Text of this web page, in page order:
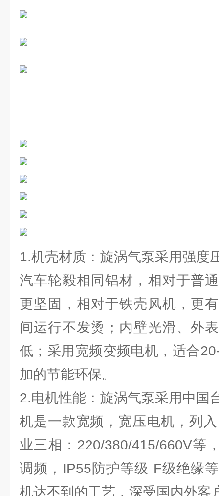
1.机壳材质：旋涡气泵采用强度
汽车轮毅相同铝材，相对于普
更坚固，相对于铁壳风机，更
间运行不发烫；内壁光滑、外
低；采用宽频变频电机，适合
加的节能环保。
2.电机性能：旋涡气泵采用中国
机是一款宽频，宽压电机，列
业三相：220/380/415/660V等
调频，IP55防护等级 F级绝缘
机达不到的工艺，深受国内外客